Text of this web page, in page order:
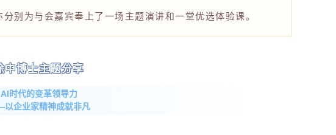
别为与会嘉宾奉上了一场主题演讲和一堂优选体验课。
中博士主题分享
AI时代的变革领导力
企业家精神成就非凡